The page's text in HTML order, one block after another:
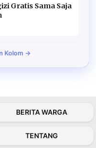
Gratis Sama Saja
Kolom →
BERITA WARGA
TENTANG